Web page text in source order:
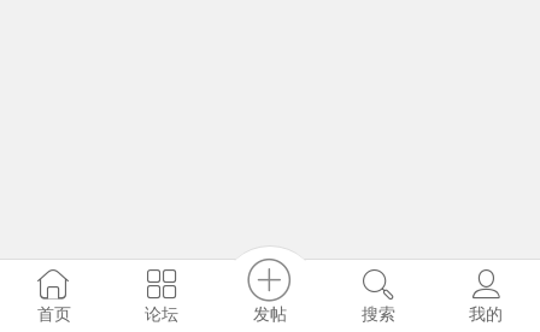
首页 论坛 发帖 搜索 我的